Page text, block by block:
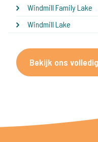
Windmill Family Lake
Windmill Lake
Bekijk ons